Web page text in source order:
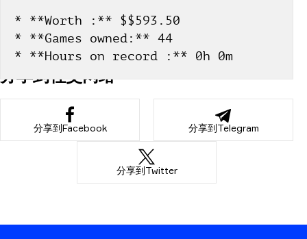
* **Worth :** $$593.50
* **Games owned:** 44
* **Hours on record :** 0h 0m
分享到社交网络
分享到Facebook 分享到Telegram
分享到Twitter